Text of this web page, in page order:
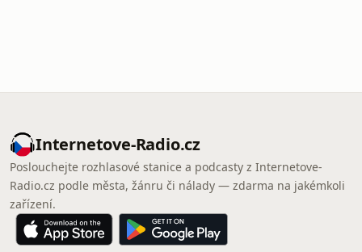
Internetove-Radio.cz
Poslouchejte rozhlasové stanice a podcasty z Internetove-
Radio.cz podle města, žánru či nálady — zdarma na jakémkoli
zařízení.